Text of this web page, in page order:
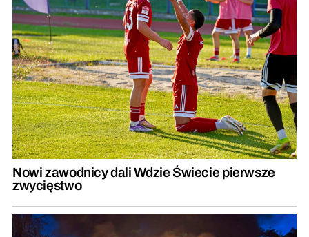
Nowi zawodnicy dali Wdzie Świecie pierwsze
zwycięstwo